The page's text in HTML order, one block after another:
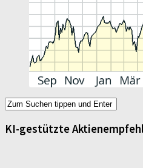
KI-gestützte